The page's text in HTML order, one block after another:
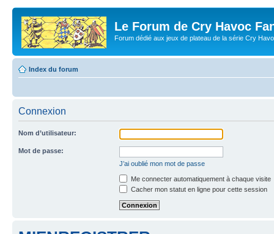
Le Forum de Cry Havoc
Forum dédié aux jeux de plateau de la série Cry
Index du forum
Connexion
Nom d’utilisateur:
Mot de passe:
J’ai oublié mon mot de passe
Me connecter automatiquement à chaque visite
Cacher mon statut en ligne pour cette session